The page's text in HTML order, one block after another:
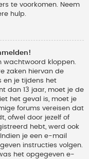
te voorkomen. Neem
hulp.
wachtwoord kloppen.
zaken hiervan de
en je tijdens het
dan 13 jaar, moet je de
het geval is, moet je
forums vereisen dat
ofwel door jezelf of
hebt, werd ook
je een e-mail
instructies volgen.
het opgegeven e-